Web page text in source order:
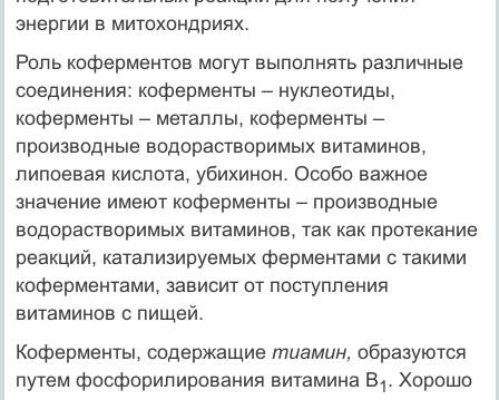
энергии в митохондриях.
Роль коферментов могут выполнять различные
соединения: коферменты – нуклеотиды,
коферменты – металлы, коферменты –
производные водорастворимых витаминов,
липоевая кислота, убихинон. Особо важное
значение имеют коферменты – производные
водорастворимых витаминов, так как протекание
реакций, катализируемых ферментами с такими
коферментами, зависит от поступления
витаминов с пищей.
Коферменты, содержащие тиамин, образуются
путем фосфорилирования витамина В1. Хорошо